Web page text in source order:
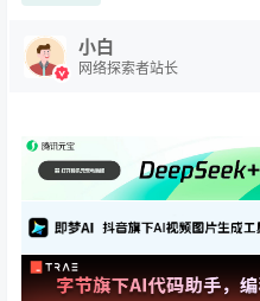
小白
网络探索者站长